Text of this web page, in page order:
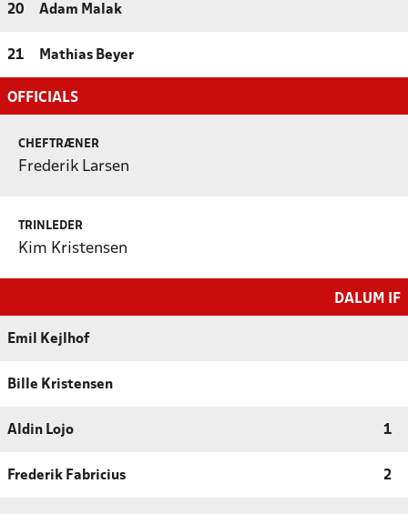
20 Adam Malak
21 Mathias Beyer
OFFICIALS
CHEFTRÆNER
Frederik Larsen
TRINLEDER
Kim Kristensen
DALUM IF
Emil Kejlhof
Bille Kristensen
Aldin Lojo 1
Frederik Fabricius 2